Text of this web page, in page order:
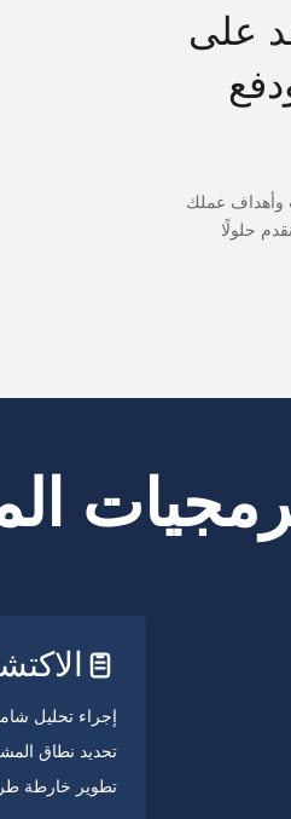
على
وأهداف عملك
حلولًا
إجراء تحليل
تحديد نطاق
تطوير خارطة